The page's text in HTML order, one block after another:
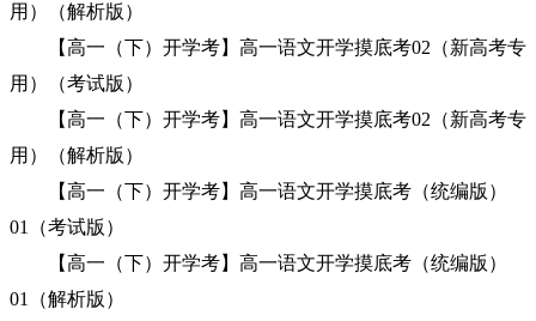
用）（解析版）
【高一（下）开学考】高一语文开学摸底考02（新高考专
用）（考试版）
【高一（下）开学考】高一语文开学摸底考02（新高考专
用）（解析版）
【高一（下）开学考】高一语文开学摸底考（统编版）
01（考试版）
【高一（下）开学考】高一语文开学摸底考（统编版）
01（解析版）